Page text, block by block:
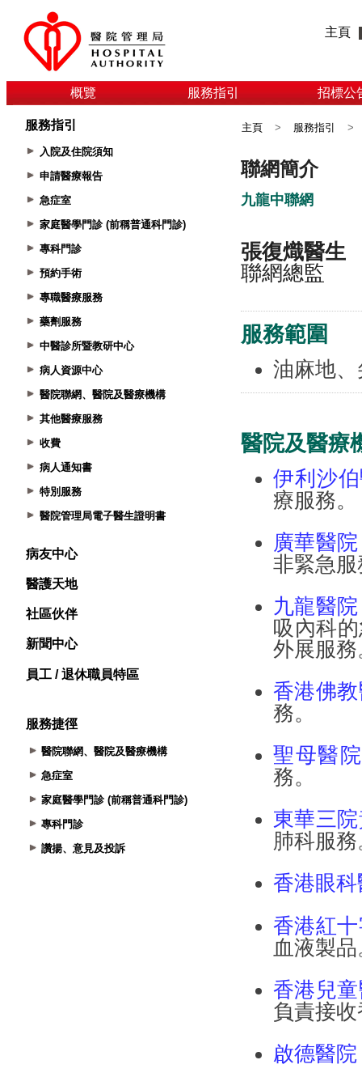
主頁
概覽 服務指引 招標公
服務指引
入院及住院須知
申請醫療報告
急症室
家庭醫學門診 (前稱普通科門診)
專科門診
預約手術
專職醫療服務
藥劑服務
中醫診所暨教研中心
病人資源中心
醫院聯網、醫院及醫療機構
其他醫療服務
收費
病人通知書
特別服務
醫院管理局電子醫生證明書
病友中心
醫護天地
社區伙伴
新聞中心
員工 / 退休職員特區
服務捷徑
醫院聯網、醫院及醫療機構
急症室
家庭醫學門診 (前稱普通科門診)
專科門診
讚揚、意見及投訴
主頁 > 服務指引 >